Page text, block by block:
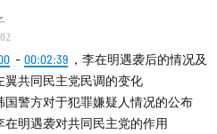
劳无人问一朝被捂嘴天下知
党，调动国民情绪博取年轻选票
混杂，各怀鬼胎
- 00:02:39 ，李在明遇袭后的情况及
共同民主党民调的变化
方对于犯罪嫌疑人情况的公布
遇袭对共同民主党的作用